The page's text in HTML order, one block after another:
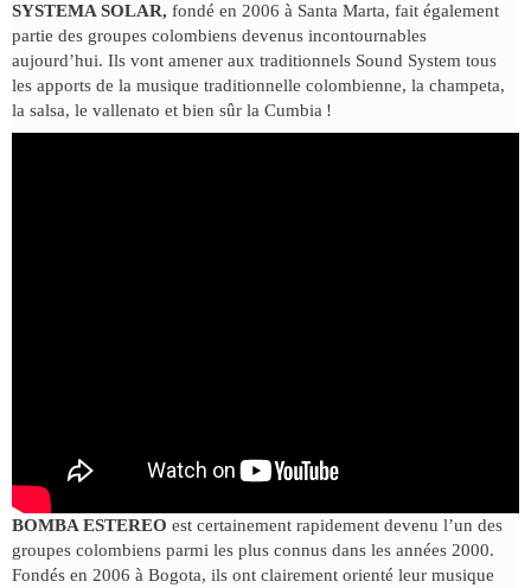
SYSTEMA SOLAR, fondé en 2006 à Santa Marta, fait également
partie des groupes colombiens devenus incontournables
aujourd’hui. Ils vont amener aux traditionnels Sound System tous
les apports de la musique traditionnelle colombienne, la champeta,
la salsa, le vallenato et bien sûr la Cumbia !
BOMBA ESTEREO est certainement rapidement devenu l’un des
groupes colombiens parmi les plus connus dans les années 2000.
Fondés en 2006 à Bogota, ils ont clairement orienté leur musique